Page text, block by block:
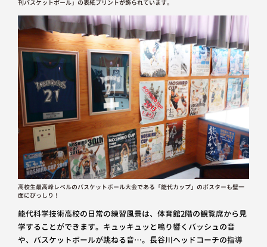
刊バスケットボール」の表紙プリントが飾られています。
高校生最高峰レベルのバスケットボール大会である「能代カップ」のポスターも壁一
面にびっしり！
能代科学技術高校の日常の練習風景は、体育館2階の観覧席から見
学することができます。キュッキュッと鳴り響くバッシュの音
や、バスケットボールが跳ねる音…。長谷川ヘッドコーチの指導